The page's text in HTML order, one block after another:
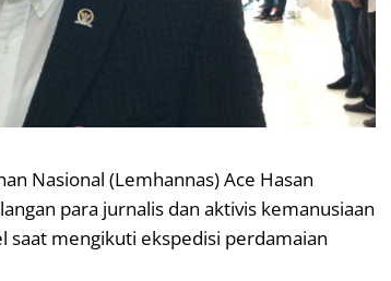
Nasional (Lemhannas) Ace Hasan
para jurnalis dan aktivis kemanusiaan
saat mengikuti ekspedisi perdamaian